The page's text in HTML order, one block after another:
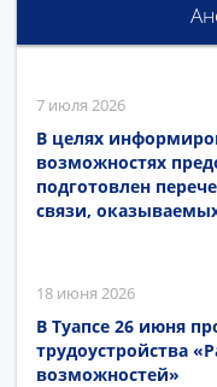
7 июля 2026
В целях
возможностях
подготовлен
связи,
18 июня 2026
В Туапсе 26 июня
трудоустройства
возможностей»